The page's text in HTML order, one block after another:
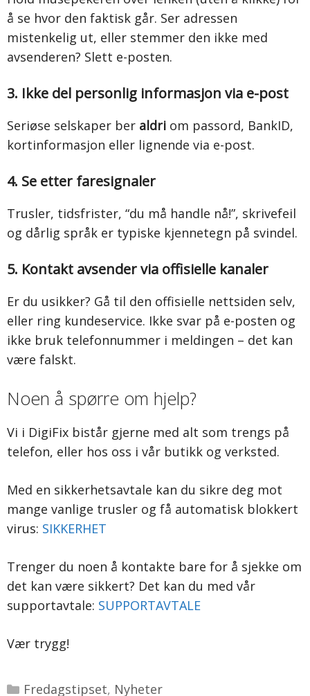
å se hvor den faktisk går. Ser adressen
mistenkelig ut, eller stemmer den ikke med
avsenderen? Slett e-posten.
3. Ikke del personlig informasjon via e-post
Seriøse selskaper ber aldri om passord, BankID,
kortinformasjon eller lignende via e-post.
4. Se etter faresignaler
Trusler, tidsfrister, “du må handle nå!”, skrivefeil
og dårlig språk er typiske kjennetegn på svindel.
5. Kontakt avsender via offisielle kanaler
Er du usikker? Gå til den offisielle nettsiden selv,
eller ring kundeservice. Ikke svar på e-posten og
ikke bruk telefonnummer i meldingen – det kan
være falskt.
Noen å spørre om hjelp?
Vi i DigiFix bistår gjerne med alt som trengs på
telefon, eller hos oss i vår butikk og verksted.
Med en sikkerhetsavtale kan du sikre deg mot
mange vanlige trusler og få automatisk blokkert
virus: SIKKERHET
Trenger du noen å kontakte bare for å sjekke om
det kan være sikkert? Det kan du med vår
supportavtale: SUPPORTAVTALE
Vær trygg!
Kategorier
Fredagstipset, Nyheter